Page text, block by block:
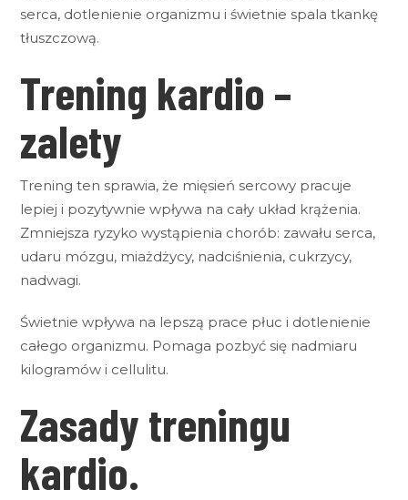
serca, dotlenienie organizmu i świetnie spala tkankę
tłuszczową.
Trening kardio –
zalety
Trening ten sprawia, że mięsień sercowy pracuje
lepiej i pozytywnie wpływa na cały układ krążenia.
Zmniejsza ryzyko wystąpienia chorób: zawału serca,
udaru mózgu, miażdżycy, nadciśnienia, cukrzycy,
nadwagi.
Świetnie wpływa na lepszą prace płuc i dotlenienie
całego organizmu. Pomaga pozbyć się nadmiaru
kilogramów i cellulitu.
Zasady treningu
kardio.